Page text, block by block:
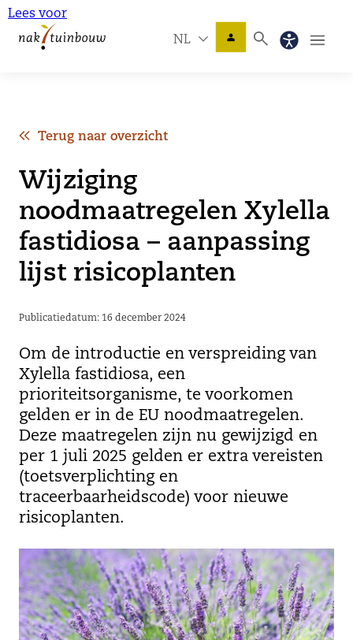
Lees voor
NL
Terug naar overzicht
Wijziging
noodmaatregelen Xylella
fastidiosa – aanpassing
lijst risicoplanten
Publicatiedatum: 16 december 2024
Om de introductie en verspreiding van
Xylella fastidiosa, een
prioriteitsorganisme, te voorkomen
gelden er in de EU noodmaatregelen.
Deze maatregelen zijn nu gewijzigd en
per 1 juli 2025 gelden er extra vereisten
(toetsverplichting en
traceerbaarheidscode) voor nieuwe
risicoplanten.